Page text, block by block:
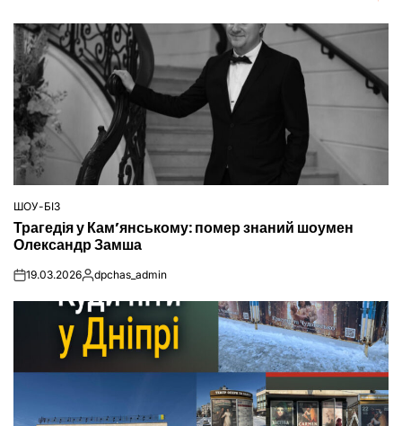
ОПУБЛІКУВАТИ
ШОУ-БІЗ
Трагедія у Кам’янському: помер знаний шоумен
Олександр Замша
on19.03.2026Опубліковано
dpchas_admin